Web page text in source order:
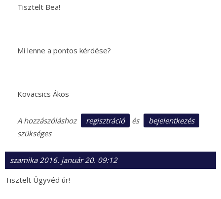
Tisztelt Bea!
Mi lenne a pontos kérdése?
Kovacsics Ákos
A hozzászóláshoz regisztráció és
bejelentkezés
szükséges
szamika 2016. január 20. 09:12
Tisztelt Ügyvéd úr!